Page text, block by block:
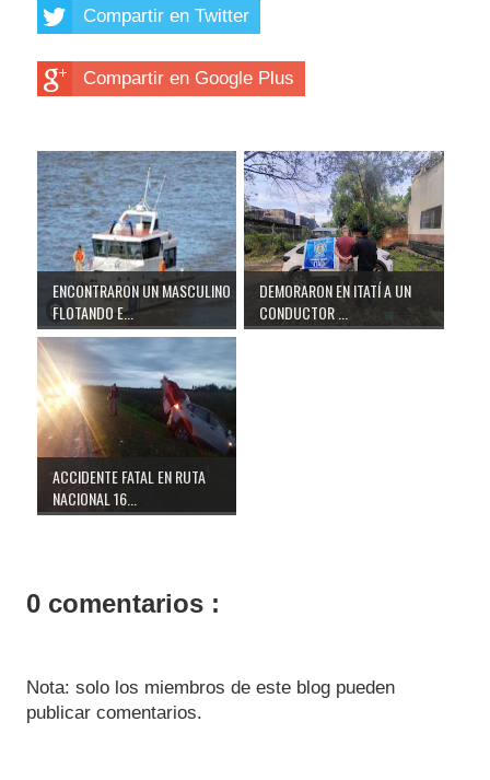
Compartir en Twitter
Compartir en Google Plus
ENCONTRARON UN MASCULINO
FLOTANDO E...
DEMORARON EN ITATÍ A UN
CONDUCTOR ...
ACCIDENTE FATAL EN RUTA
NACIONAL 16...
0 comentarios :
Nota: solo los miembros de este blog pueden
publicar comentarios.